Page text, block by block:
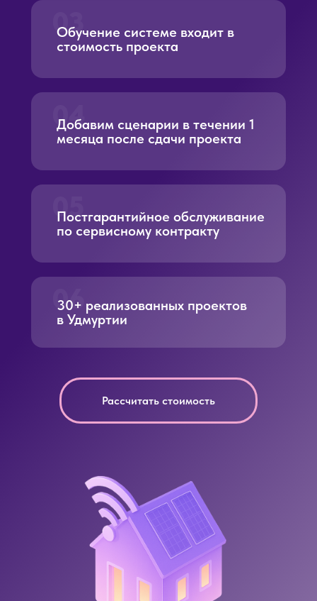
Рассчитать стоимость
06
30+ реализованных проектов
в Удмуртии
05
Постгарантийное обслуживание
по сервисному контракту
04
Добавим сценарии в течении 1
месяца после сдачи проекта
03
Обучение системе входит в
стоимость проекта